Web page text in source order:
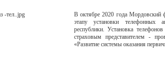
В октябре 2020 года
этапу установки телефонных
республики. Установка
страховым представителем -
«Развитие системы оказания